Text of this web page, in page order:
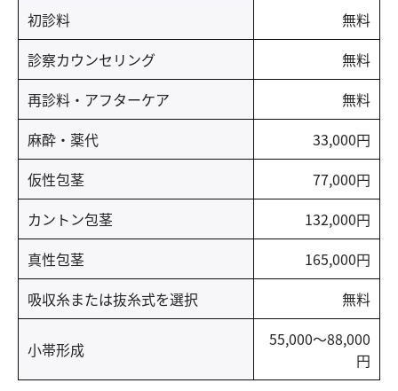
初診料
無料
診察カウンセリング
無料
再診料・アフターケア
無料
麻酔・薬代
33,000円
仮性包茎
77,000円
カントン包茎
132,000円
真性包茎
165,000円
吸収糸または抜糸式を選択
無料
小帯形成
55,000〜88,000
円